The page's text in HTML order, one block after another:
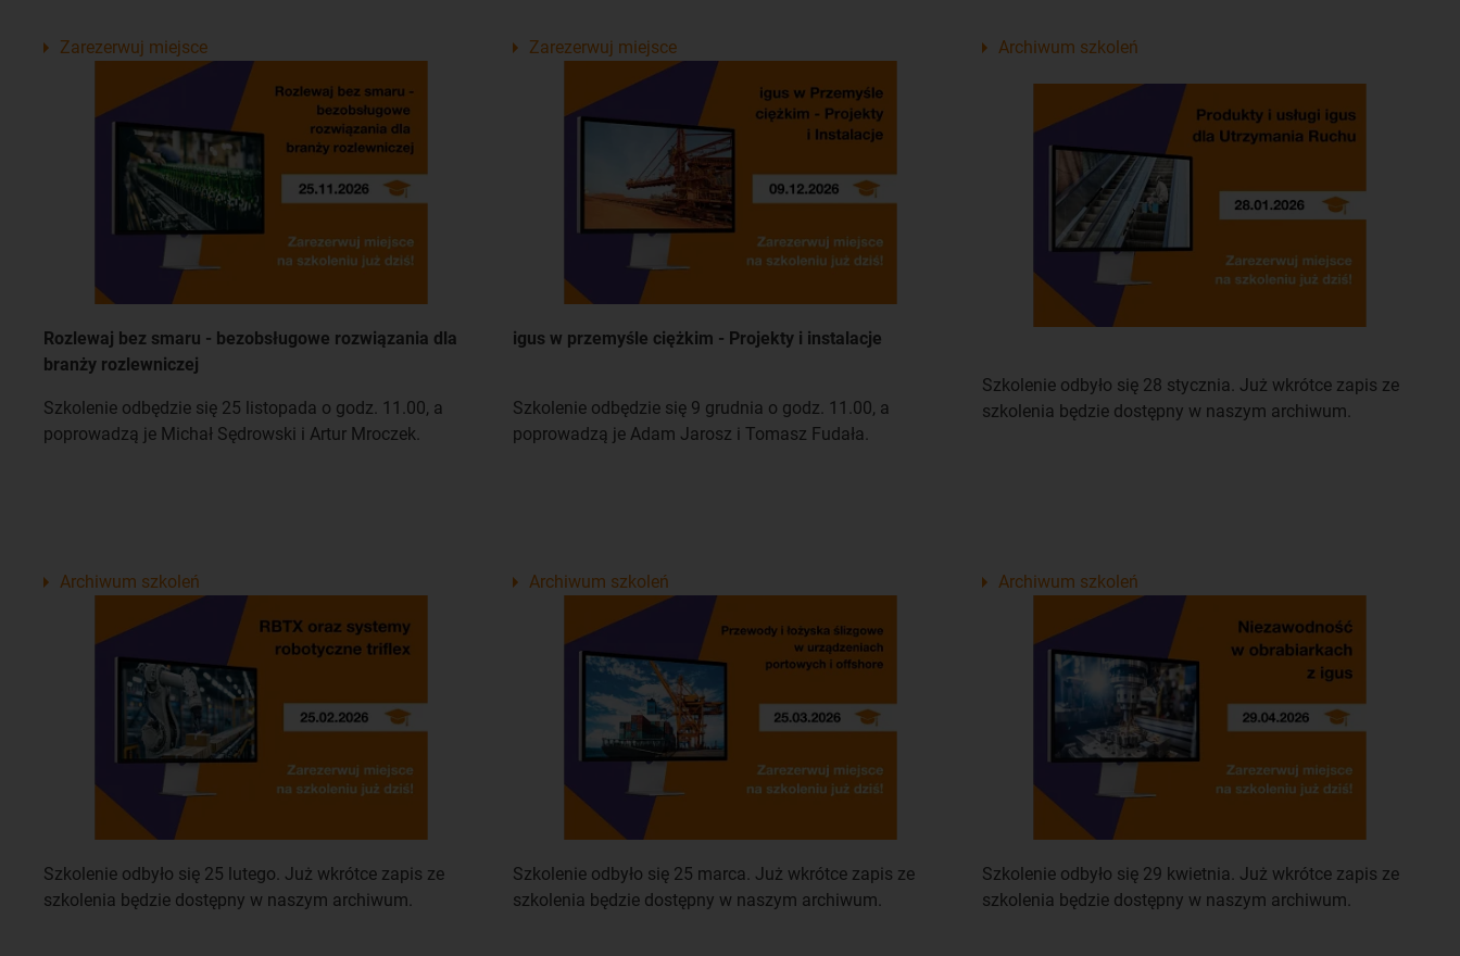
Rozlewaj bez smaru - bezobsługowe rozwiązania dla
branży rozlewniczej
Szkolenie odbędzie się 25 listopada o godz. 11.00, a
poprowadzą je Michał Sędrowski i Artur Mroczek.
Zarezerwuj miejsce
igus w przemyśle ciężkim - Projekty i instalacje
Szkolenie odbędzie się 9 grudnia o godz. 11.00, a
poprowadzą je Adam Jarosz i Tomasz Fudała.
Zarezerwuj miejsce
Szkolenie odbyło się 28 stycznia. Już wkrótce zapis ze
szkolenia będzie dostępny w naszym archiwum.
Archiwum szkoleń
Szkolenie odbyło się 25 lutego. Już wkrótce zapis ze
szkolenia będzie dostępny w naszym archiwum.
Archiwum szkoleń
Szkolenie odbyło się 25 marca. Już wkrótce zapis ze
szkolenia będzie dostępny w naszym archiwum.
Archiwum szkoleń
Szkolenie odbyło się 29 kwietnia. Już wkrótce zapis ze
szkolenia będzie dostępny w naszym archiwum.
Archiwum szkoleń